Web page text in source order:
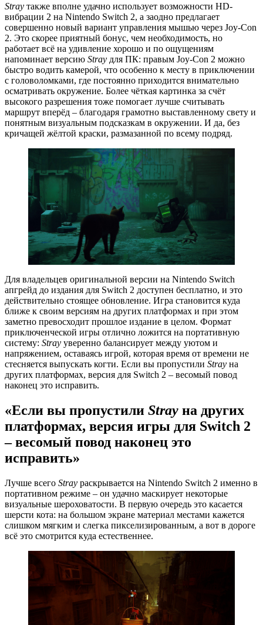
Stray также вполне удачно использует возможности HD-
вибрации 2 на Nintendo Switch 2, а заодно предлагает
совершенно новый вариант управления мышью через Joy-Con
2. Это скорее приятный бонус, чем необходимость, но
работает всё на удивление хорошо и по ощущениям
напоминает версию Stray для ПК: правым Joy-Con 2 можно
быстро водить камерой, что особенно к месту в приключении
с головоломками, где постоянно приходится внимательно
осматривать окружение. Более чёткая картинка за счёт
высокого разрешения тоже помогает лучше считывать
маршрут вперёд – благодаря грамотно выставленному свету и
понятным визуальным подсказкам в окружении. И да, без
кричащей жёлтой краски, размазанной по всему подряд.
Для владельцев оригинальной версии на Nintendo Switch
апгрейд до издания для Switch 2 доступен бесплатно, и это
действительно стоящее обновление. Игра становится куда
ближе к своим версиям на других платформах и при этом
заметно превосходит прошлое издание в целом. Формат
приключенческой игры отлично ложится на портативную
систему: Stray уверенно балансирует между уютом и
напряжением, оставаясь игрой, которая время от времени не
стесняется выпускать когти. Если вы пропустили Stray на
других платформах, версия для Switch 2 – весомый повод
наконец это исправить.
«Если вы пропустили Stray на других
платформах, версия игры для Switch 2
– весомый повод наконец это
исправить»
Лучше всего Stray раскрывается на Nintendo Switch 2 именно в
портативном режиме – он удачно маскирует некоторые
визуальные шероховатости. В первую очередь это касается
шерсти кота: на большом экране материал местами кажется
слишком мягким и слегка пикселизированным, а вот в дороге
всё это смотрится куда естественнее.